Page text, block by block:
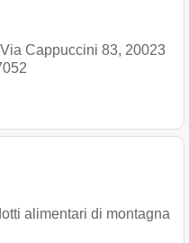
Via Cappuccini 83, 20023
alimentari di montagna